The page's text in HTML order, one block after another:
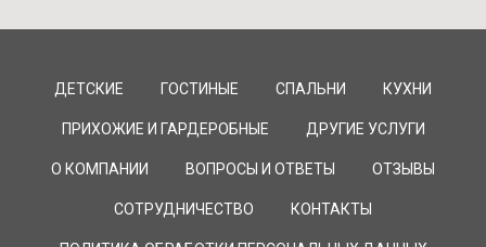
ДЕТСКИЕ ГОСТИНЫЕ СПАЛЬНИ КУХНИ
ПРИХОЖИЕ И ГАРДЕРОБНЫЕ ДРУГИЕ УСЛУГИ
О КОМПАНИИ ВОПРОСЫ И ОТВЕТЫ ОТЗЫВЫ
СОТРУДНИЧЕСТВО КОНТАКТЫ